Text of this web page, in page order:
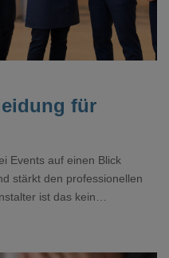
für
Events auf einen Blick
stärkt den professionellen
ist das kein
oder mehreren